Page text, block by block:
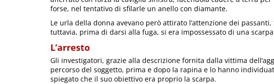
forse, nel tentativo di sfilarle un anello con diamante.
Le urla della donna avevano però attirato l’attenzione dei
tuttavia, prima di darsi alla fuga, si era impossessato di una
L’arresto
Gli investigatori, grazie alla descrizione fornita dalla vittima
percorso del soggetto, prima e dopo la rapina e lo hanno
spiegato che il suo obiettivo era proprio la scarpa.